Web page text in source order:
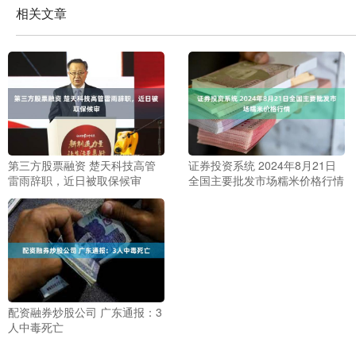
相关文章
第三方股票融资 楚天科技高管
雷雨辞职，近日被取保候审
证券投资系统 2024年8月21日
全国主要批发市场糯米价格行情
配资融券炒股公司 广东通报：3
人中毒死亡